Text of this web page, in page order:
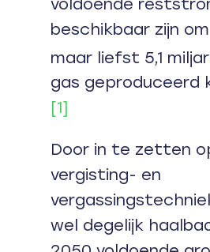
voldoende
beschikbaar zijn
maar liefst 5,1
gas geproduceerd
[1]
Door in te zetten
vergisting- en
wel degelijk